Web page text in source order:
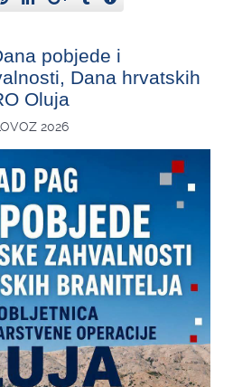
pobjede i
Dana hrvatskih
Oluja
2026